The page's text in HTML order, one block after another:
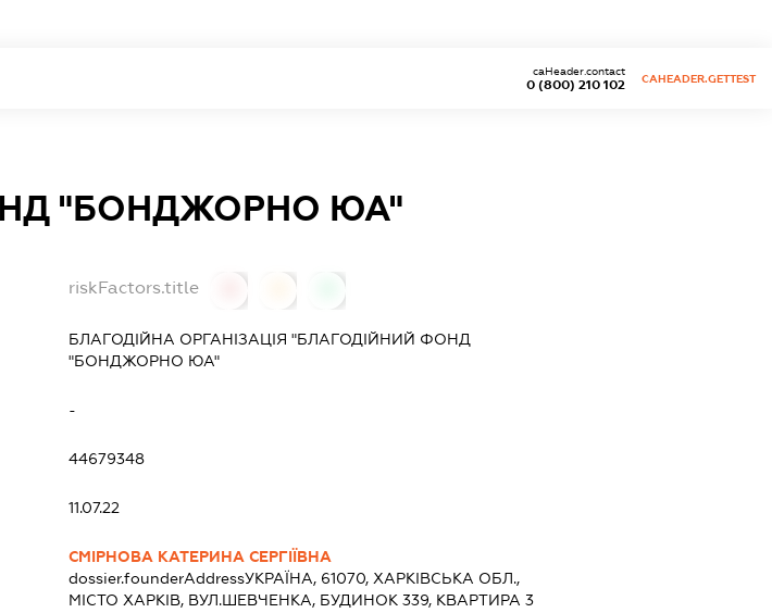
0 (800) 210 102
caHeader.contact
CAHEADER.GETTEST
"БОНДЖОРНО ЮА"
riskFactors.title
БЛАГОДІЙНА ОРГАНІЗАЦІЯ "БЛАГОДІЙНИЙ ФОНД
"БОНДЖОРНО ЮА"
-
44679348
11.07.22
СМІРНОВА КАТЕРИНА СЕРГІЇВНА
dossier.founderAddressУКРАЇНА, 61070, ХАРКІВСЬКА ОБЛ.,
МІСТО ХАРКІВ, ВУЛ.ШЕВЧЕНКА, БУДИНОК 339, КВАРТИРА 3